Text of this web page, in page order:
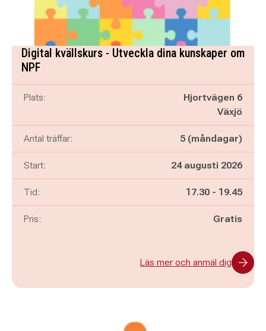
Digital kvällskurs - Utveckla dina kunskaper om
NPF
Plats:
Hjortvägen 6
Växjö
Antal träffar: 5 (måndagar)
Start: 24 augusti 2026
Tid: Pågår mellan
17.30 - och
19.45
Pris: Gratis
Läs mer och anmäl dig